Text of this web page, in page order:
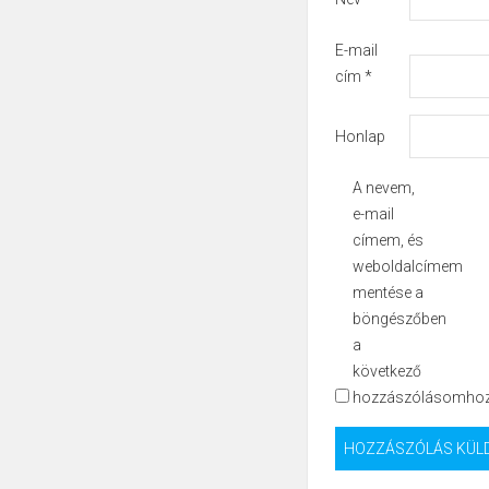
E-mail
cím *
Honlap
A nevem,
e-mail
címem, és
weboldalcímem
mentése a
böngészőben
a
következő